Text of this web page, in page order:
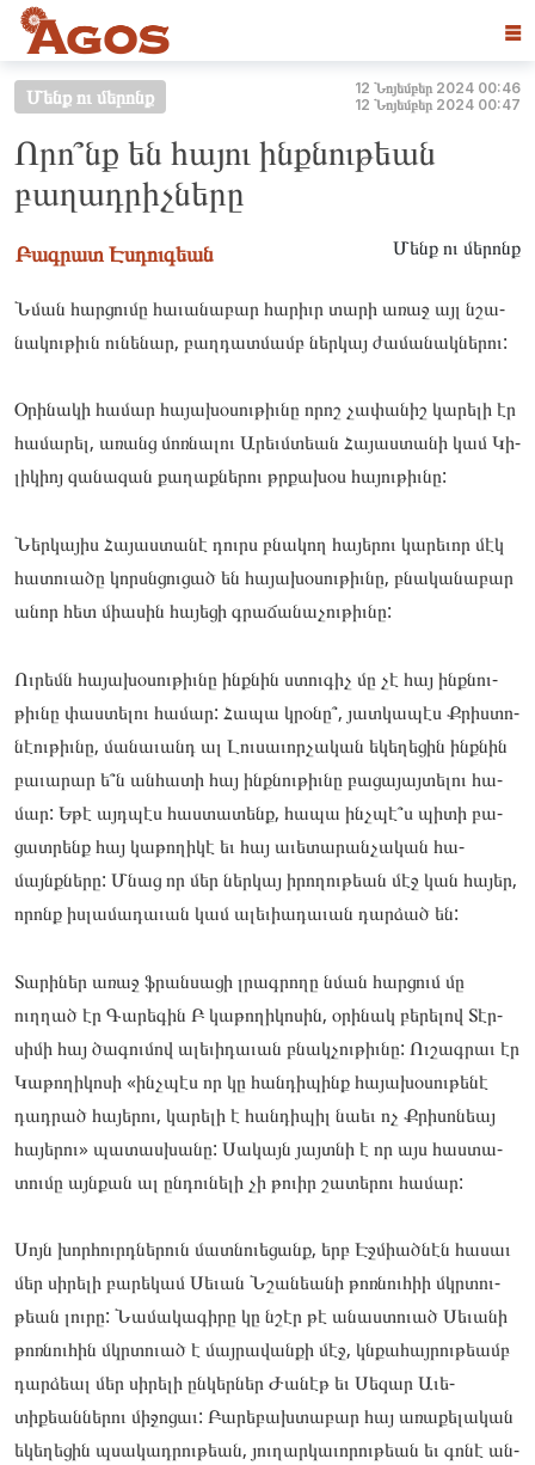
☰
Մենք ու մերոնք
12 Նոյեմբեր 2024 00:46
12 Նոյեմբեր 2024 00:47
Որո՞նք են հայու ինքնութեան
բաղադրիչները
Բագրատ Էսդուգեան Մենք ու մերոնք
Նման հար­ցումը հա­ւանա­բար հա­րիւր տա­րի առաջ այլ նշա­
նակու­թիւն ու­նե­նար, բաղ­դատմամբ ներ­կայ ժա­մանակ­նե­րու:
Օրի­նակի հա­մար հա­յախօ­սու­թիւնը որոշ չա­փանիշ կա­րելի էր
հա­մարել, առանց մոռ­նա­լու Արեւմտեան Հա­յաս­տա­նի կամ Կի­
լիկիոյ զա­նազան քա­ղաք­նե­րու թրքա­խօս հա­յու­թիւնը:
Ներ­կա­յիս Հա­յաս­տա­նէ դուրս բնա­կող հա­յերու կա­րեւոր մէկ
հա­տուա­ծը կորսնցու­ցած են հա­յախօ­սու­թիւնը, բնա­կանա­բար
անոր հետ միասին հա­յեցի գրա­ճանա­չու­թիւնը:
Ու­րեմն հա­յախօ­սու­թիւնը ինքնին ստու­գիչ մը չէ հայ ինքնու­
թիւնը փաս­տե­լու հա­մար: Հա­պա կրօ­նը՞, յատ­կա­պէս Քրիս­տո­
նէու­թիւնը, մա­նաւանդ ալ Լու­սա­ւոր­չա­կան եկե­ղեցին ինքնին
բա­ւարար ե՞ն ան­հա­տի հայ ինքնու­թիւնը բա­ցայայ­տե­լու հա­
մար: Եթէ այդպէս հաս­տա­տենք, հա­պա ինչպէ՞ս պի­տի բա­
ցատ­րենք հայ կա­թողի­կէ եւ հայ աւե­տարան­չա­կան հա­
մայնքնե­րը: Մնաց որ մեր ներ­կայ իրո­ղու­թեան մէջ կան հա­յեր,
որոնք իս­լա­մադա­ւան կամ ալե­ւիադա­ւան դար­ձած են:
Տա­րիներ առաջ ֆրան­սա­ցի լրագ­րո­ղը նման հար­ցում մը
ուղղած էր Գա­րեգին Բ կա­թողի­կոսին, օրի­նակ բե­րելով Տէր­
սի­մի հայ ծա­գու­մով ալե­ւիդա­ւան բնակ­չութիւ­նը: Ու­շագրաւ էր
Կա­թողի­կոսի «ինչպէս որ կը հան­դի­պինք հա­յախօ­սու­թե­նէ
դադ­րած հա­յերու, կա­րելի է հան­դի­պիլ նաեւ ոչ Քրի­սոնեայ
հա­յերու» պա­տաս­խա­նը: Սա­կայն յայտնի է որ այս հաս­տա­
տու­մը այնքան ալ ըն­դունե­լի չի թո­ւիր շա­տերու հա­մար:
Սոյն խոր­հուրդնե­րուն մատ­նո­ւեցանք, երբ Էջ­միած­նէն հա­սաւ
մեր սի­րելի բա­րեկամ Սե­ւան Նշա­նեանի թոռ­նուհիի մկրտու­
թեան լու­րը: Նա­մակա­գիրը կը նշէր թէ անաս­տո­ւած Սե­ւանի
թոռ­նուհին մկրտո­ւած է մայ­րա­վան­քի մէջ, կնքա­հայ­րութեամբ
դար­ձեալ մեր սի­րելի ըն­կերներ Ժա­նէթ եւ Սե­զար Աւե­
տիքեան­նե­րու մի­ջոցաւ: Բա­րեբախ­տա­բար հայ առա­քելա­կան
եկե­ղեցին պսա­կադ­րութեան, յու­ղարկա­ւորու­թեան եւ գո­նէ ան­